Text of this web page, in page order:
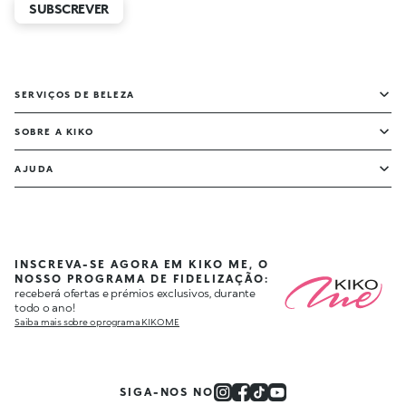
SUBSCREVER
SERVIÇOS DE BELEZA
SOBRE A KIKO
AJUDA
INSCREVA-SE AGORA EM KIKO ME, O
NOSSO PROGRAMA DE FIDELIZAÇÃO:
receberá ofertas e prémios exclusivos, durante
todo o ano!
Saiba mais sobre o programa KIKO ME
SIGA-NOS NO